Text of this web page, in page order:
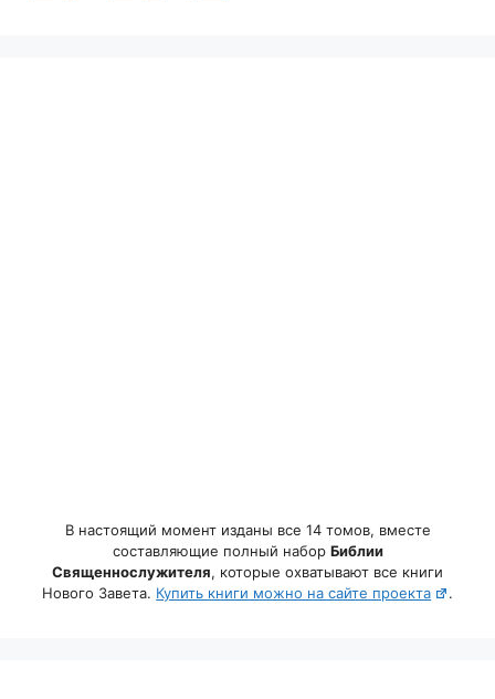
В настоящий момент изданы все 14 томов, вместе
составляющие полный набор Библии
Священнослужителя, которые охватывают все книги
Нового Завета. Купить книги можно на сайте проекта .